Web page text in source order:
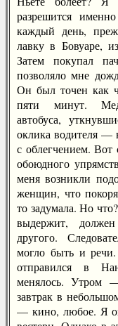
разрешится
каждый день,
лавку в Бовуаре,
Затем покупал
позволяло мне
Он был точен как
пяти минут.
автобуса,
оклика водителя —
с облегчением. Вот
обоюдного
меня возникли
женщин, что
то задумала. Но
выдержит,
другого.
могло быть и
отправился в
менялось.
завтрак в
— кино, любое. Я